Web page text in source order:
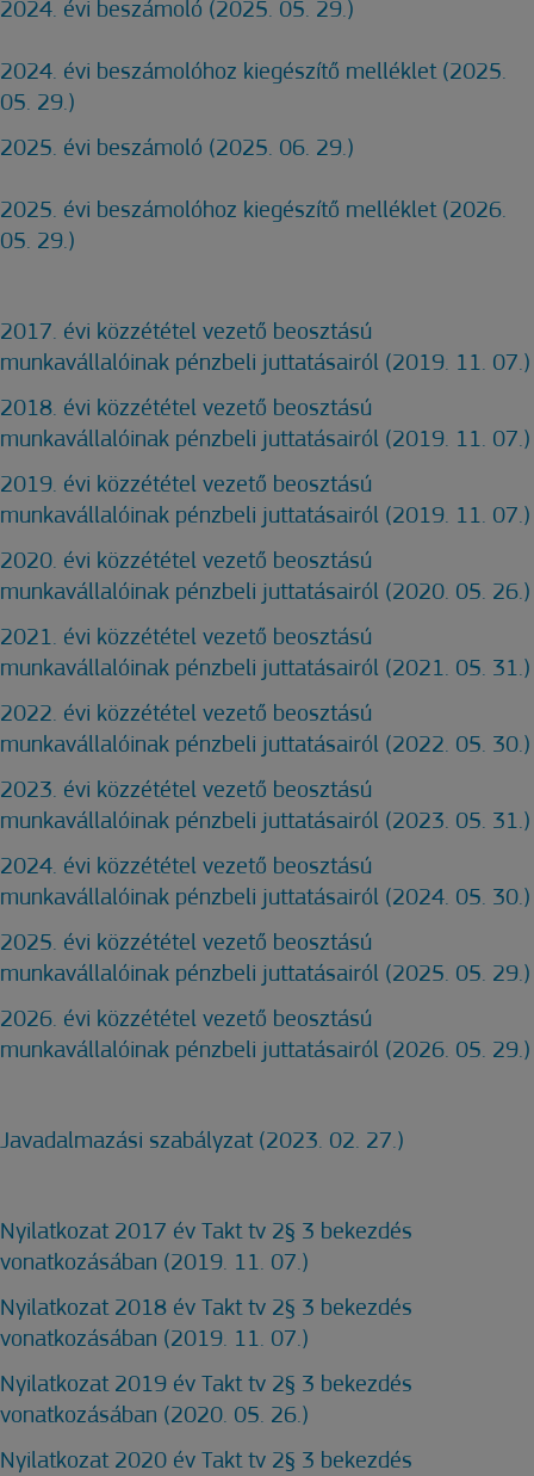
2024. évi beszámoló (2025. 05. 29.)
2024. évi beszámolóhoz kiegészítő melléklet (2025.
05. 29.)
2025. évi beszámoló (2025. 06. 29.)
2025. évi beszámolóhoz kiegészítő melléklet (2026.
05. 29.)
2017. évi közzététel vezető beosztású
munkavállalóinak pénzbeli juttatásairól (2019. 11. 07.)
2018. évi közzététel vezető beosztású
munkavállalóinak pénzbeli juttatásairól (2019. 11. 07.)
2019. évi közzététel vezető beosztású
munkavállalóinak pénzbeli juttatásairól (2019. 11. 07.)
2020. évi közzététel vezető beosztású
munkavállalóinak pénzbeli juttatásairól (2020. 05. 26.)
2021. évi közzététel vezető beosztású
munkavállalóinak pénzbeli juttatásairól (2021. 05. 31.)
2022. évi közzététel vezető beosztású
munkavállalóinak pénzbeli juttatásairól (2022. 05. 30.)
2023. évi közzététel vezető beosztású
munkavállalóinak pénzbeli juttatásairól (2023. 05. 31.)
2024. évi közzététel vezető beosztású
munkavállalóinak pénzbeli juttatásairól (2024. 05. 30.)
2025. évi közzététel vezető beosztású
munkavállalóinak pénzbeli juttatásairól (2025. 05. 29.)
2026. évi közzététel vezető beosztású
munkavállalóinak pénzbeli juttatásairól (2026. 05. 29.)
Javadalmazási szabályzat (2023. 02. 27.)
Nyilatkozat 2017 év Takt tv 2§ 3 bekezdés
vonatkozásában (2019. 11. 07.)
Nyilatkozat 2018 év Takt tv 2§ 3 bekezdés
vonatkozásában (2019. 11. 07.)
Nyilatkozat 2019 év Takt tv 2§ 3 bekezdés
vonatkozásában (2020. 05. 26.)
Nyilatkozat 2020 év Takt tv 2§ 3 bekezdés